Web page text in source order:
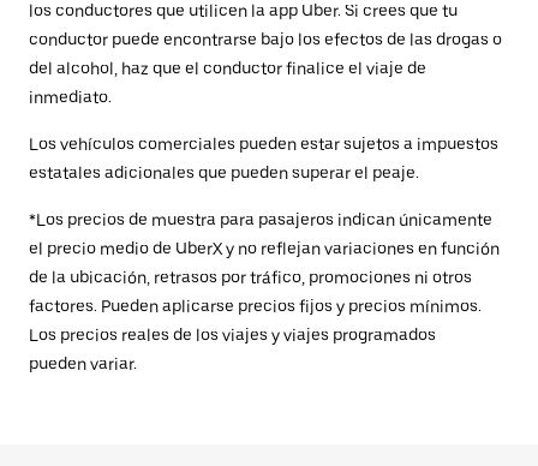
los conductores que utilicen la app Uber. Si crees que tu
conductor puede encontrarse bajo los efectos de las drogas o
del alcohol, haz que el conductor finalice el viaje de
inmediato.
Los vehículos comerciales pueden estar sujetos a impuestos
estatales adicionales que pueden superar el peaje.
*Los precios de muestra para pasajeros indican únicamente
el precio medio de UberX y no reflejan variaciones en función
de la ubicación, retrasos por tráfico, promociones ni otros
factores. Pueden aplicarse precios fijos y precios mínimos.
Los precios reales de los viajes y viajes programados
pueden variar.